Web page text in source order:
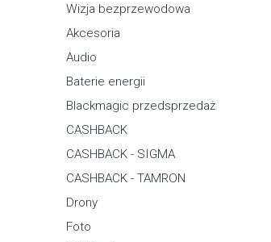
Wizja bezprzewodowa
Akcesoria
Audio
Baterie energii
Blackmagic przedsprzedaż
CASHBACK
CASHBACK - SIGMA
CASHBACK - TAMRON
Drony
Foto